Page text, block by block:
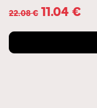
22.08€ 11.04€